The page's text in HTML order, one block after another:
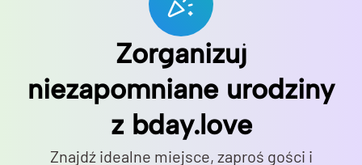
Zorganizuj
niezapomniane urodziny
z bday.love
Znajdź idealne miejsce, zaproś gości i